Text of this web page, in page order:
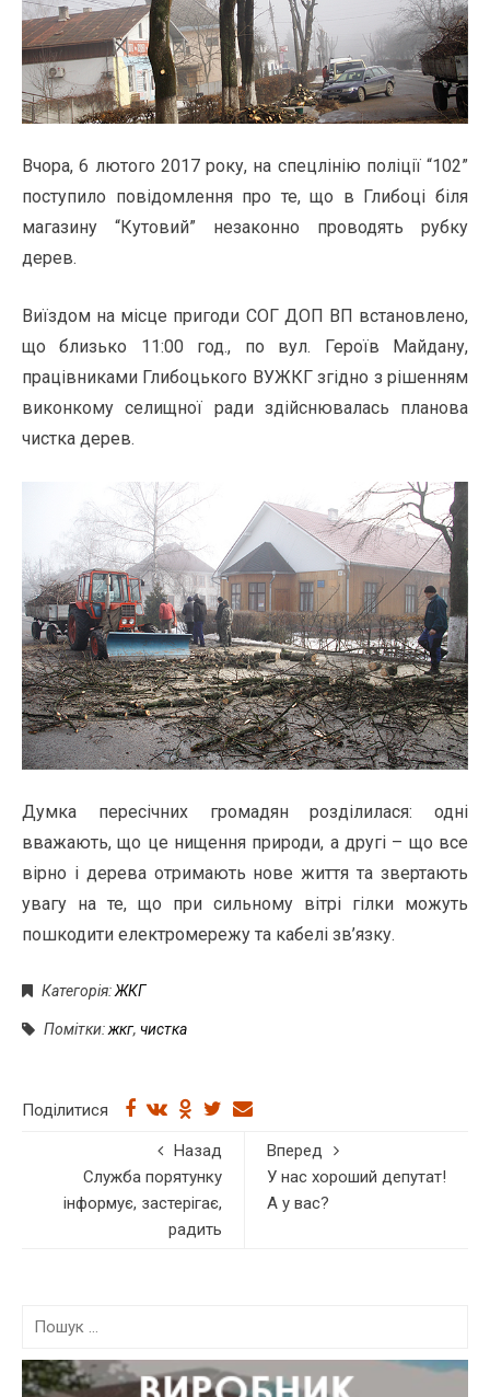
Вчора, 6 лютого 2017 року, на спецлінію поліції “102”
поступило повідомлення про те, що в Глибоці біля
магазину “Кутовий” незаконно проводять рубку
дерев.
Виїздом на місце пригоди СОГ ДОП ВП встановлено,
що близько 11:00 год., по вул. Героїв Майдану,
працівниками Глибоцького ВУЖКГ згідно з рішенням
виконкому селищної ради здійснювалась планова
чистка дерев.
Думка пересічних громадян розділилася: одні
вважають, що це нищення природи, а другі – що все
вірно і дерева отримають нове життя та звертають
увагу на те, що при сильному вітрі гілки можуть
пошкодити електромережу та кабелі зв’язку.
Категорія:ЖКГ
Помітки:жкг, чистка
Поділитися
Назад
Служба порятунку
інформує, застерігає,
радить
Вперед
У нас хороший депутат!
А у вас?
ш